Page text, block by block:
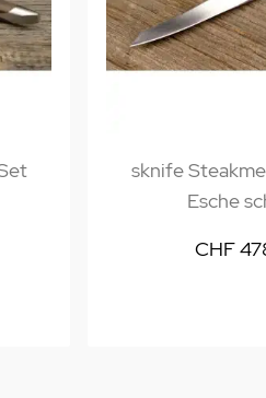
sknife
Esche
CHF